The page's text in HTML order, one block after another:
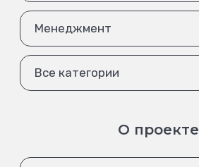
Менеджмент
Все категории
О проекте